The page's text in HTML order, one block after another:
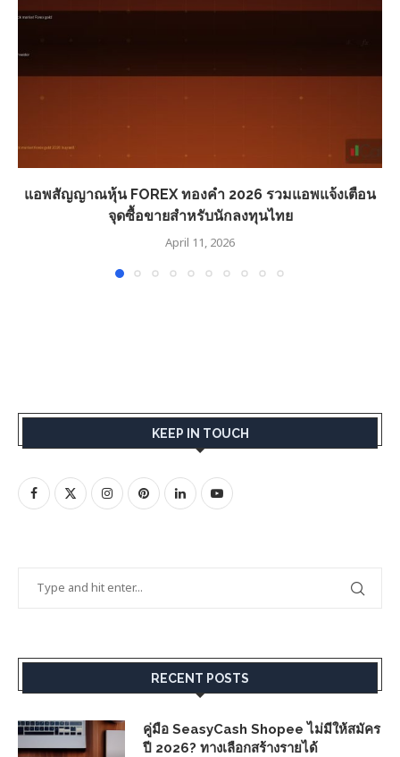
แอพสัญญาณหุ้น FOREX ทองคำ 2026 รวมแอพแจ้งเตือน
จุดซื้อขายสำหรับนักลงทุนไทย
April 11, 2026
KEEP IN TOUCH
RECENT POSTS
คู่มือ SeasyCash Shopee ไม่มีให้สมัคร
ปี 2026? ทางเลือกสร้างรายได้